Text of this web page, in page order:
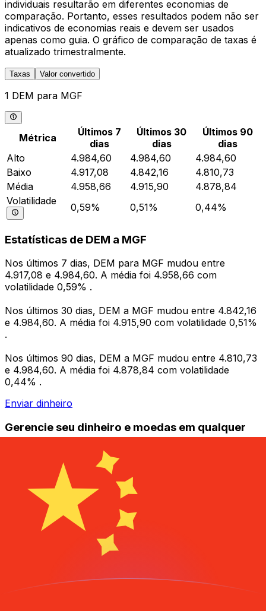
individuais resultarão em diferentes economias de
comparação. Portanto, esses resultados podem não ser
indicativos de economias reais e devem ser usados
apenas como guia. O gráfico de comparação de taxas é
atualizado trimestralmente.
Taxas Valor convertido
1 DEM para MGF
Métrica
Últimos 7
dias
Últimos 30
dias
Últimos 90
dias
Alto
4.984,60 4.984,60
4.984,60
Baixo
4.917,08 4.842,16
4.810,73
Média
4.958,66 4.915,90
4.878,84
Volatilidade
0,59% 0,51% 0,44%
Estatísticas de DEM a MGF
Nos últimos 7 dias, DEM para MGF mudou entre
4.917,08 e 4.984,60. A média foi 4.958,66 com
volatilidade 0,59% .
Nos últimos 30 dias, DEM a MGF mudou entre 4.842,16
e 4.984,60. A média foi 4.915,90 com volatilidade 0,51%
.
Nos últimos 90 dias, DEM a MGF mudou entre 4.810,73
e 4.984,60. A média foi 4.878,84 com volatilidade
0,44% .
Enviar dinheiro
Gerencie seu dinheiro e moedas em qualquer
lugar.
O aplicativo Xe tem tudo o que você precisa para
transferências internacionais de dinheiro e
gerenciamento de moedas. Converta moedas, defina
alertas de taxas de câmbio e transfira dinheiro para o
exterior sem taxas ocultas. Baixe hoje mesmo!